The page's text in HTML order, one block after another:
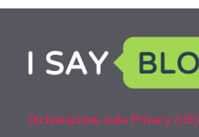
Dichiarazione sulla Privacy (UE)